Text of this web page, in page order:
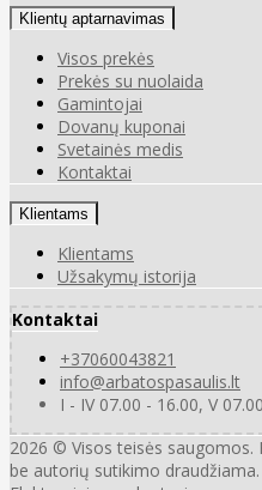
Klientų aptarnavimas
Visos prekės
Prekės su nuolaida
Gamintojai
Dovanų kuponai
Svetainės medis
Kontaktai
Klientams
Klientams
Užsakymų istorija
Kontaktai
+37060043821
info@arbatospasaulis.lt
I - IV 07.00 - 16.00, V
2026 © Visos teisės
be autorių sutikimo draudžiama.